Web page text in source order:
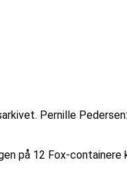
Pernille
på 12 Fox-